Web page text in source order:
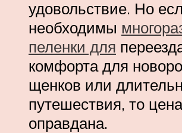
удовольствие. Но
необходимы
пеленки для
комфорта для
щенков или
путешествия, то
оправдана.